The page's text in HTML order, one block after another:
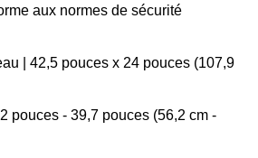
aux normes de sécurité
| 42,5 pouces x 24 pouces (107,9
pouces - 39,7 pouces (56,2 cm -